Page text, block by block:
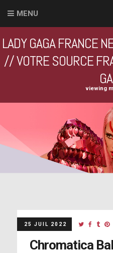
MENU
LADY GAGA FRANCE
// VOTRE SOURCE
viewing
25 JUIL 2022
Chromatica